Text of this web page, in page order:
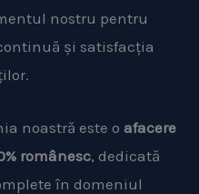
nostru pentru
și satisfacția
noastră este o afacere
românesc, dedicată
în domeniul